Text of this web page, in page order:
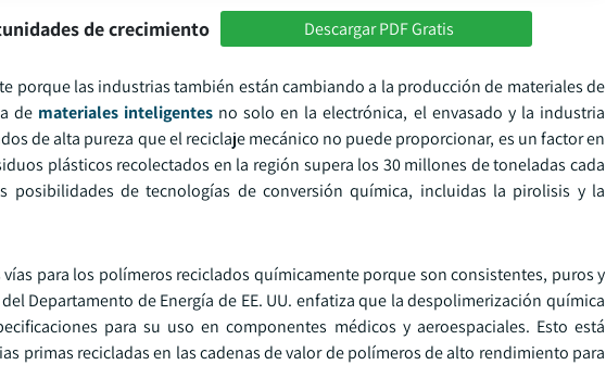
de crecimiento Descargar PDF Gratis
porque las industrias también están cambiando a la producción de materiales de
de materiales inteligentesno solo en la electrónica, el envasado y la industria
de alta pureza que el reciclaje mecánico no puede proporcionar, es un factor en
plásticos recolectados en la región supera los 30 millones de toneladas cada
posibilidades de tecnologías de conversión química, incluidas la pirolisis y la
para los polímeros reciclados químicamente porque son consistentes, puros y
Departamento de Energía de EE. UU. enfatiza que la despolimerización química
para su uso en componentes médicos y aeroespaciales. Esto está
primas recicladas en las cadenas de valor de polímeros de alto rendimiento para